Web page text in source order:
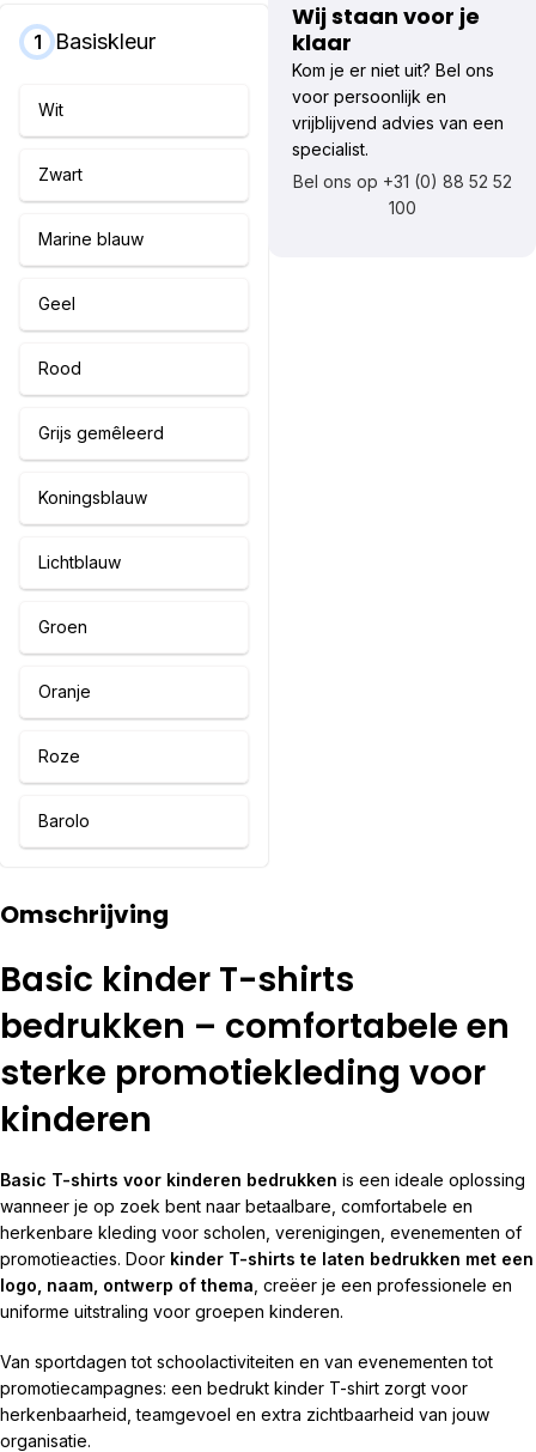
1 Basiskleur
Wit
Zwart
Marine blauw
Geel
Rood
Grijs gemêleerd
Koningsblauw
Lichtblauw
Groen
Oranje
Roze
Barolo
Wij staan voor je
klaar
Kom je er niet uit? Bel ons
voor persoonlijk en
vrijblijvend advies van een
specialist.
Bel ons op +31 (0) 88 52 52
100
Omschrijving
Basic kinder T-shirts
bedrukken – comfortabele en
sterke promotiekleding voor
kinderen
Basic T-shirts voor kinderen bedrukken is een ideale oplossing
wanneer je op zoek bent naar betaalbare, comfortabele en
herkenbare kleding voor scholen, verenigingen, evenementen of
promotieacties. Door kinder T-shirts te laten bedrukken met een
logo, naam, ontwerp of thema , creëer je een professionele en
uniforme uitstraling voor groepen kinderen.
Van sportdagen tot schoolactiviteiten en van evenementen tot
promotiecampagnes: een bedrukt kinder T-shirt zorgt voor
herkenbaarheid, teamgevoel en extra zichtbaarheid van jouw
organisatie.